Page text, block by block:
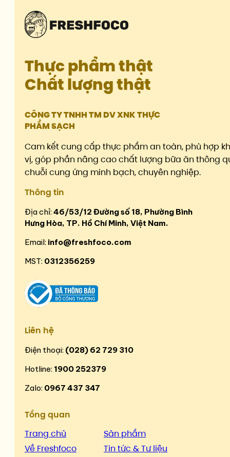
Thực phẩm thật
Chất lượng thật
CÔNG TY TNHH TM DV XNK THỰC
PHẨM SẠCH
Cam kết cung cấp thực phẩm an toàn, phù hợp
vị, góp phần nâng cao chất lượng bữa ăn thông
chuỗi cung ứng minh bạch, chuyên nghiệp.
Thông tin
Địa chỉ: 46/53/12 Đường số 18, Phường Bình
Hưng Hòa, TP. Hồ Chí Minh, Việt Nam.
Email: info@freshfoco.com
MST: 0312356259
Liên hệ
Điện thoại: (028) 62 729 310
Hotline: 1900 252379
Zalo: 0967 437 347
Tổng quan
Trang chủ
Về Freshfoco
Sản phẩm
Tin tức & Tư liệu